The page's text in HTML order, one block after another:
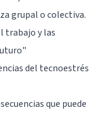
grupal o colectiva.
trabajo y las
del tecnoestrés
que puede